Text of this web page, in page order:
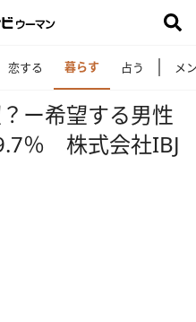
恋する 暮らす 占う メ
ー希望する男性
％ 株式会社IBJ